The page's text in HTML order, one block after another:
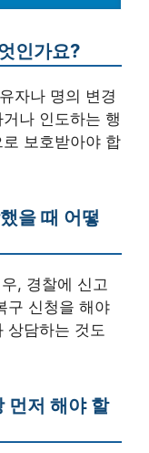
인가요?
자나 명의 변경
나 인도하는 행
보호받아야 합
을 때 어떻
, 경찰에 신고
구 신청을 해야
상담하는 것도
먼저 해야 할